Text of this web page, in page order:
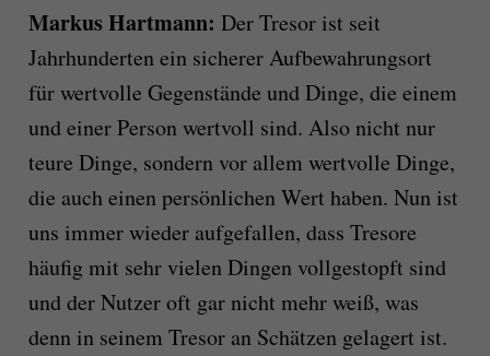
Markus Hartmann: Der Tresor ist seit
Jahrhunderten ein sicherer Aufbewahrungsort
für wertvolle Gegenstände und Dinge, die einem
und einer Person wertvoll sind. Also nicht nur
teure Dinge, sondern vor allem wertvolle Dinge,
die auch einen persönlichen Wert haben. Nun ist
uns immer wieder aufgefallen, dass Tresore
häufig mit sehr vielen Dingen vollgestopft sind
und der Nutzer oft gar nicht mehr weiß, was
denn in seinem Tresor an Schätzen gelagert ist.